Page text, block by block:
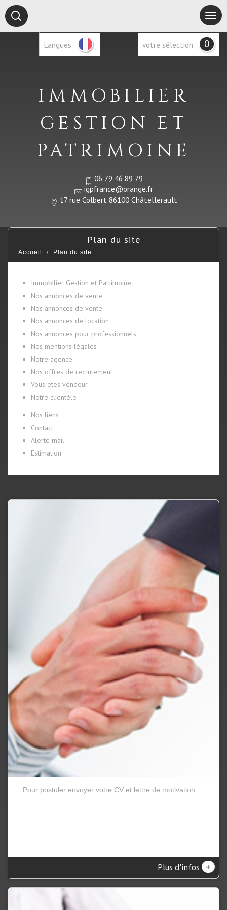
Langues votre sélection 0
IMMOBILIER
GESTION ET
PATRIMOINE
06 79 46 89 79
igpfrance@orange.fr
17 rue Colbert 86100 Châtellerault
plan du site
Accueil Plan du site
Immobilier Gestion et Patrimoine
Nos annonces de vente
Nos annonces de vente
Nos annonces de location
Nos annonces pour professionnels
Nos mentions légales
Notre agence
Nos offres de recrutement
Vous etes vendeur
Notre clientèle
Nos liens
Contact
Alerte mail
Estimation
Pour postuler envoyer votre CV et lettre de motivation
Plus d'infos +